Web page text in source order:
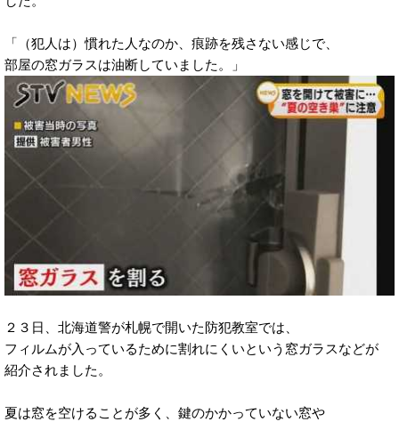
「（犯人は）慣れた人なのか、痕跡を残さない感じで、
部屋の窓ガラスは油断していました。」
２３日、北海道警が札幌で開いた防犯教室では、
フィルムが入っているために割れにくいという窓ガラスなどが
紹介されました。
夏は窓を空けることが多く、鍵のかかっていない窓や